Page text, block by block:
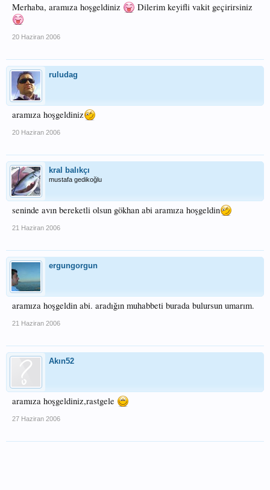
Merhaba, aramıza hoşgeldiniz Dilerim keyifli vakit geçirirsiniz
20 Haziran 2006
ruludag
aramıza hoşgeldiniz
20 Haziran 2006
kral balıkçı
mustafa gedikoğlu
seninde avın bereketli olsun gökhan abi aramıza hoşgeldin
21 Haziran 2006
ergungorgun
aramıza hoşgeldin abi. aradığın muhabbeti burada bulursun umarım.
21 Haziran 2006
Akın52
aramıza hoşgeldiniz,rastgele
27 Haziran 2006